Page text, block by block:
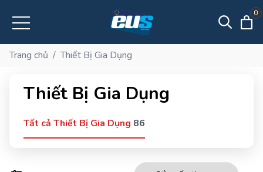
0
Trang chủ / Thiết Bị Gia Dụng
Thiết Bị Gia Dụng
Tất cả Thiết Bị Gia Dụng 86